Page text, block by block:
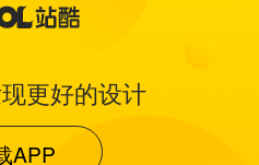
更好的设计
APP